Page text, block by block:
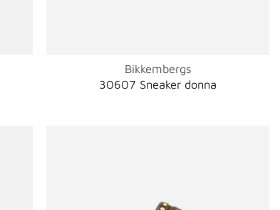
Bikkembergs
30607 Sneaker donna